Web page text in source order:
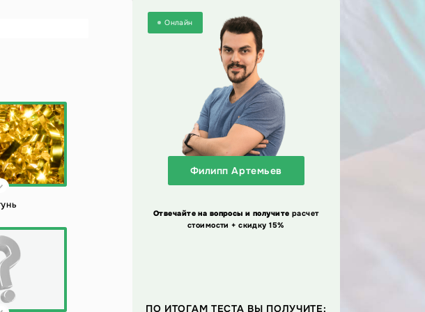
Онлайн
Филипп Артемьев
Отвечайте на вопросы и получите расчет
стоимости + скидку 15%
ПО ИТОГАМ ТЕСТА ВЫ ПОЛУЧИТЕ: